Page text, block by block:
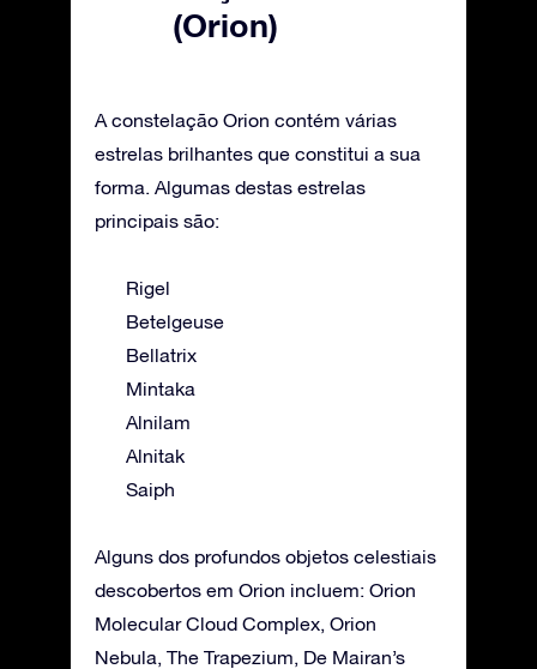
(Orion)
A constelação Orion contém várias
estrelas brilhantes que constitui a sua
forma. Algumas destas estrelas
principais são:
Rigel
Betelgeuse
Bellatrix
Mintaka
Alnilam
Alnitak
Saiph
Alguns dos profundos objetos celestiais
descobertos em Orion incluem: Orion
Molecular Cloud Complex, Orion
Nebula, The Trapezium, De Mairan’s